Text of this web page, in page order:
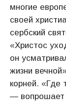
многие
своей
сербский
«Христос
он
жизни
корней. «Где
— вопрошает